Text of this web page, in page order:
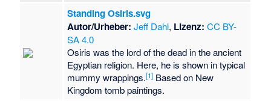
Standing Osiris.svg
Autor/Urheber: Jeff Dahl, Lizenz: CC BY-
SA 4.0
Osiris was the lord of the dead in the ancient
Egyptian religion. Here, he is shown in typical
mummy wrappings.[1] Based on New
Kingdom tomb paintings.